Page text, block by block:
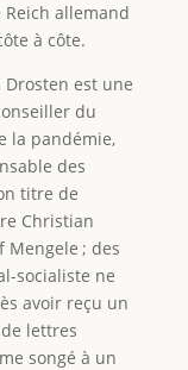
allemand
à côte.
est une
du
la pandémie,
des
titre de
Christian
Mengele ; des
socialiste ne
avoir reçu un
lettres
songé à un